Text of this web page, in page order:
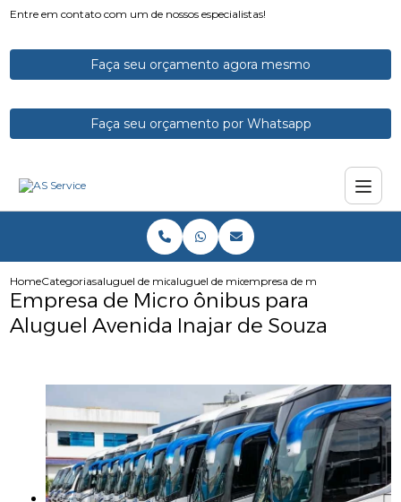
Entre em contato com um de nossos especialistas!
Faça seu orçamento agora mesmo
Faça seu orçamento por Whatsapp
HomeCategoriasaluguel de micro onibusaluguel de micro onibus para funcionarios
empresa de micro onibus
Empresa de Micro ônibus para
Aluguel Avenida Inajar de Souza